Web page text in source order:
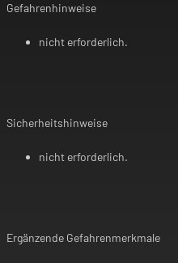
Gefahrenhinweise
nicht erforderlich.
Sicherheitshinweise
nicht erforderlich.
Ergänzende Gefahrenmerkmale